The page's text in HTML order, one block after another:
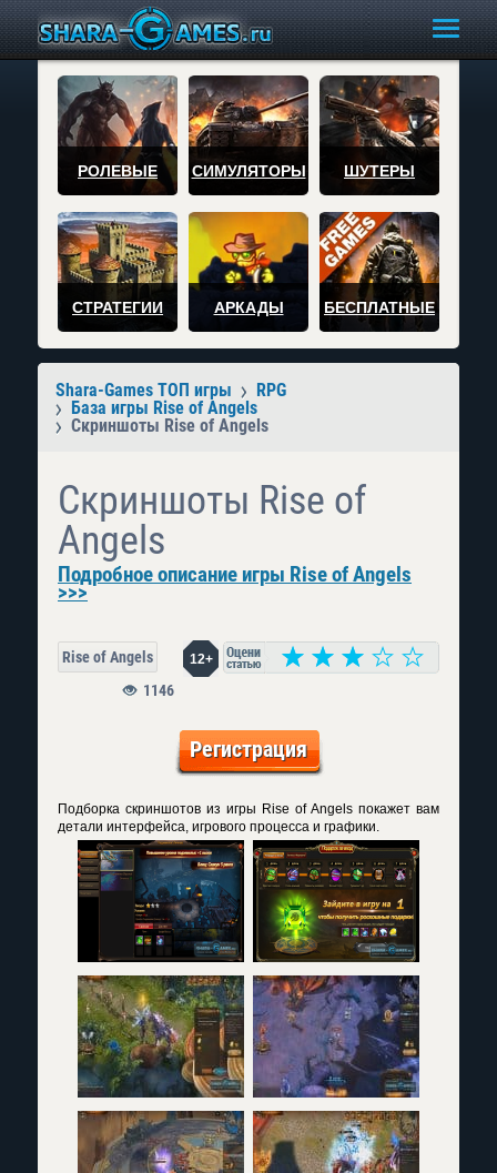
РОЛЕВЫЕ СИМУЛЯТОРЫ ШУТЕРЫ
СТРАТЕГИИ АРКАДЫ БЕСПЛАТНЫЕ
Shara-Games ТОП игры
RPG
База игры Rise of Angels
Скриншоты Rise of Angels
Скриншоты Rise of
Angels
Подробное описание игры Rise of Angels
>>>
Rise of Angels 12+
1146
Регистрация
Подборка скриншотов из игры Rise of Angels покажет вам
детали интерфейса, игрового процесса и графики.